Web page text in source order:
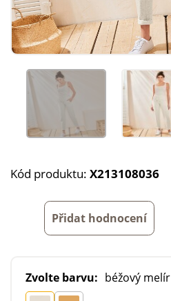
Kód produktu: X213108036
Přidat hodnocení
Zvolte barvu: béžový melír